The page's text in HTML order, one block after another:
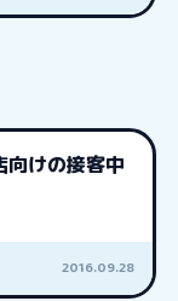
向けの接客中
2016.09.28